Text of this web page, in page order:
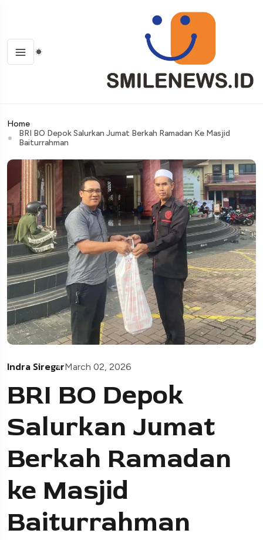
Home
BRI BO Depok Salurkan Jumat Berkah Ramadan Ke Masjid
Baiturrahman
Indra SiregarMarch 02, 2026
BRI BO Depok
Salurkan Jumat
Berkah Ramadan
ke Masjid
Baiturrahman